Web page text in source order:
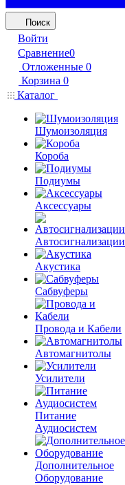
Поиск
Войти
Сравнение0
Отложенные 0
Корзина 0
Каталог
Шумоизоляция
Короба
Подиумы
Аксессуары
Автосигнализации
Акустика
Сабвуферы
Провода и Кабели
Автомагнитолы
Усилители
Питание
Аудиосистем
Дополнительное
Оборудование